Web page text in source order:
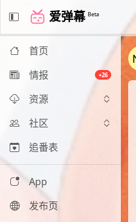
爱弹幕 Beta
首页
情报
+26
资源
社区
追番表
App
发布页